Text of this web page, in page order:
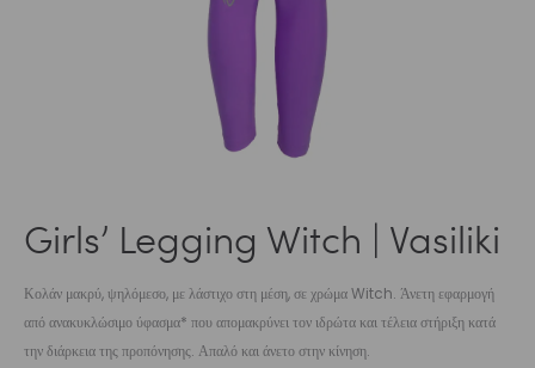
Girls’ Legging Witch | Vasiliki
Κολάν μακρύ, ψηλόμεσο, με λάστιχο στη μέση, σε χρώμα Witch. Άνετη εφαρμογή
από ανακυκλώσιμο ύφασμα* που απομακρύνει τον ιδρώτα και τέλεια στήριξη κατά
την διάρκεια της προπόνησης. Απαλό και άνετο στην κίνηση.